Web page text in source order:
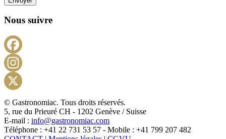
Nous suivre
X
© Gastronomiac. Tous droits réservés.
5, rue du Prieuré CH - 1202 Genève / Suisse
E-mail : info@gastronomiac.com
Téléphone : +41 22 731 53 57 - Mobile : +41 799 207 482